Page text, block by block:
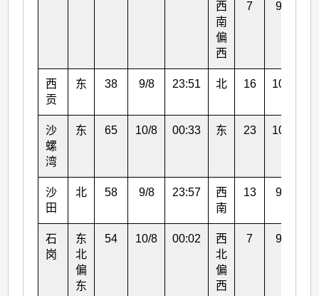
西
南
偏
西
7 9/8
西
贡
东 38 9/8 23:51 北 16 10/8
沙
螺
湾
东 65 10/8 00:33 东 23 10/8
沙
田
北 58 9/8 23:57
西
南
13 9/8
石
岗
东
北
偏
东
54 10/8 00:02
西
北
偏
西
7 9/8